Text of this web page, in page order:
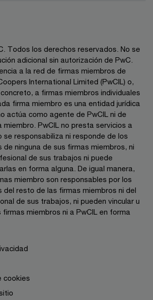
Todos los derechos reservados. No se
adicional sin autorización de PwC.
a la red de firmas miembros de
International Limited (PwCIL) o,
a firmas miembros individuales
firma miembro es una entidad jurídica
actúa como agente de PwCIL ni de
miembro. PwCIL no presta servicios a
se responsabiliza ni responde de los
de ninguna de sus firmas miembros, ni
de sus trabajos ni puede
en forma alguna. De igual manera,
miembro son responsables por los
del resto de las firmas miembros ni del
de sus trabajos, ni pueden vincular u
firmas miembros ni a PwCIL en forma
cookies